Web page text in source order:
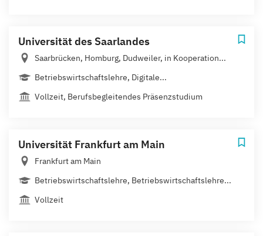
Universität des Saarlandes
Saarbrücken, Homburg, Dudweiler, in Kooperation...
Betriebswirtschaftslehre, Digitale...
Vollzeit, Berufsbegleitendes Präsenzstudium
Universität Frankfurt am Main
Frankfurt am Main
Betriebswirtschaftslehre, Betriebswirtschaftslehre...
Vollzeit